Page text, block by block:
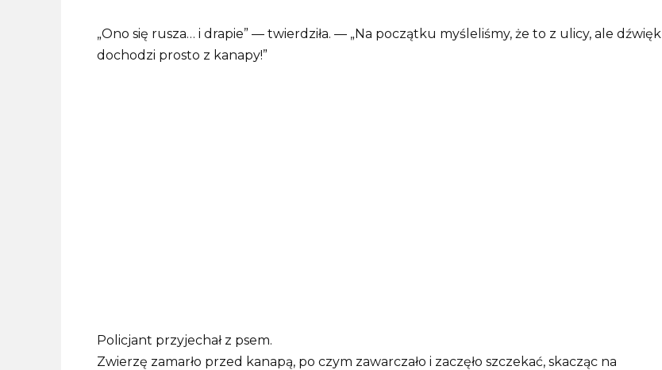
„Ono się rusza… i drapie” — twierdziła. — „Na początku myśleliśmy, że to z ulicy, ale dźwięk
dochodzi prosto z kanapy!”
Policjant przyjechał z psem.
Zwierzę zamarło przed kanapą, po czym zawarczało i zaczęło szczekać, skacząc na